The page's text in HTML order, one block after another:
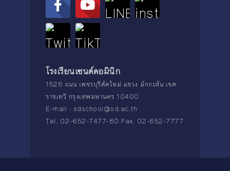
โรงเรียนเซนต์ดอมินิก
1526 ถนน เพชรบุรีตัดใหม่ แขวง มักกะสัน เขต
ราชเทวี กรุงเทพมหานคร 10400
E-mail : sdschool@sd.ac.th
Tel. 02-652-7477-80 Fax. 02-652-7777